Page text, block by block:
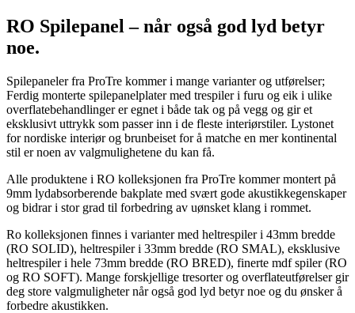
RO Spilepanel – når også god lyd betyr
noe.
Spilepaneler fra ProTre kommer i mange varianter og utførelser;
Ferdig monterte spilepanelplater med trespiler i furu og eik i ulike
overflatebehandlinger er egnet i både tak og på vegg og gir et
eksklusivt uttrykk som passer inn i de fleste interiørstiler. Lystonet
for nordiske interiør og brunbeiset for å matche en mer kontinental
stil er noen av valgmulighetene du kan få.
Alle produktene i RO kolleksjonen fra ProTre kommer montert på
9mm lydabsorberende bakplate med svært gode akustikkegenskaper
og bidrar i stor grad til forbedring av uønsket klang i rommet.
Ro kolleksjonen finnes i varianter med heltrespiler i 43mm bredde
(RO SOLID), heltrespiler i 33mm bredde (RO SMAL), eksklusive
heltrespiler i hele 73mm bredde (RO BRED), finerte mdf spiler (RO
og RO SOFT). Mange forskjellige tresorter og overflateutførelser gir
deg store valgmuligheter når også god lyd betyr noe og du ønsker å
forbedre akustikken.